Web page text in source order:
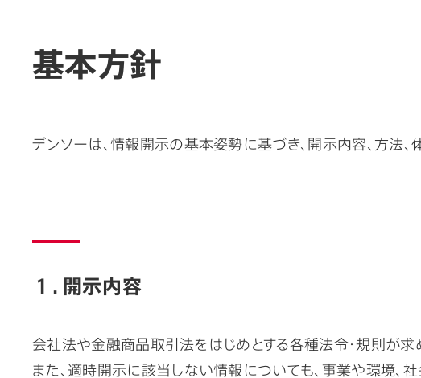
基本方針
デンソーは、情報開示の基本姿勢に基づき、開示内容、方法
１．開示内容
会社法や金融商品取引法をはじめとする各種法令・規則が
また、適時開示に該当しない情報についても、事業や環境